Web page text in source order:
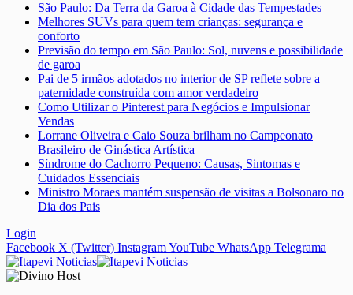
São Paulo: Da Terra da Garoa à Cidade das Tempestades
Melhores SUVs para quem tem crianças: segurança e
conforto
Previsão do tempo em São Paulo: Sol, nuvens e possibilidade
de garoa
Pai de 5 irmãos adotados no interior de SP reflete sobre a
paternidade construída com amor verdadeiro
Como Utilizar o Pinterest para Negócios e Impulsionar
Vendas
Lorrane Oliveira e Caio Souza brilham no Campeonato
Brasileiro de Ginástica Artística
Síndrome do Cachorro Pequeno: Causas, Sintomas e
Cuidados Essenciais
Ministro Moraes mantém suspensão de visitas a Bolsonaro no
Dia dos Pais
Login
Facebook X (Twitter) InstagramYouTube WhatsApp Telegrama